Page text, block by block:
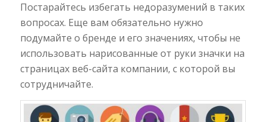
Постарайтесь избегать недоразумений в таких
вопросах. Еще вам обязательно нужно
подумайте о бренде и его значениях, чтобы не
использовать нарисованные от руки значки на
страницах веб-сайта компании, с которой вы
сотрудничайте.